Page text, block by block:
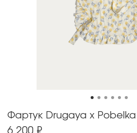
Фартук Drugaya x Pobelka
6 200 ₽